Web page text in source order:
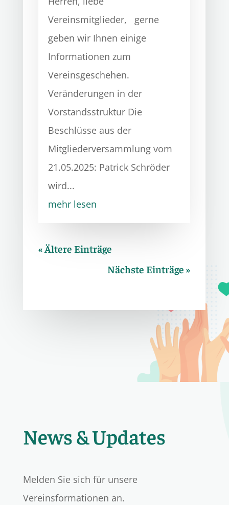
Vereinsmitglieder, gerne
geben wir Ihnen einige
Informationen zum
Vereinsgeschehen.
Veränderungen in der
Vorstandsstruktur Die
Beschlüsse aus der
Mitgliederversammlung vom
21.05.2025: Patrick Schröder
wird...
mehr lesen
« Ältere Einträge
Nächste Einträge »
News & Updates
Melden Sie sich für unsere
Vereinsformationen an.